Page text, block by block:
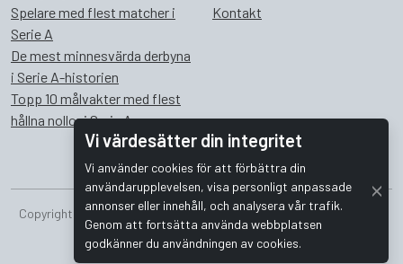
Vi värdesätter din integritet
Vi använder cookies för att förbättra din
användarupplevelsen, visa personligt anpassade
annonser eller innehåll, och analysera vår trafik.
Genom att fortsätta använda webbplatsen
godkänner du användningen av cookies.
Spelare med flest matcher i
Serie A
De mest minnesvärda derbyna
i Serie A-historien
Topp 10 målvakter med flest
hållna nollor i Serie A
Kontakt
Copyright © 2026 Bombus Interactive i Sverige AB. Alla rättigheter
förbehållna.